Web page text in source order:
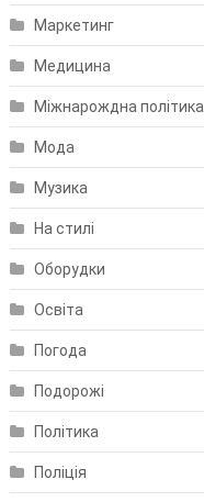
Маркетинг
Медицина
Міжнарождна політика
Мода
Музика
На стилі
Оборудки
Освіта
Погода
Подорожі
Політика
Поліція